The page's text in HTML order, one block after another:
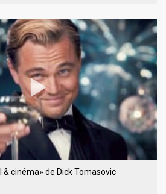
& cinéma» de Dick Tomasovic